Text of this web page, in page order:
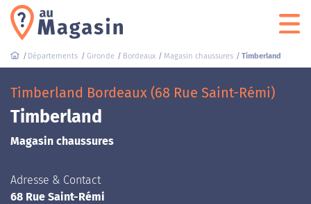
Départements Gironde Bordeaux Magasin chaussures Timberland
Timberland Bordeaux (68 Rue Saint-Rémi)
Timberland
Magasin chaussures
Adresse & Contact
68 Rue Saint-Rémi